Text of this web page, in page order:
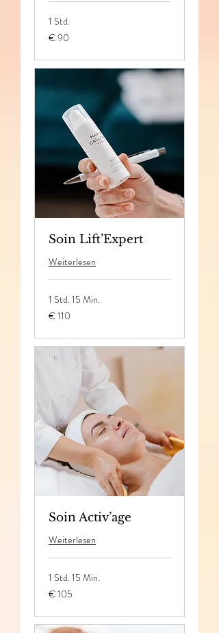
1 Std.
90
Euro
€ 90
Soin Lift’Expert
Weiterlesen
1 Std. 15 Min.
110
Euro
€ 110
Soin Activ’age
Weiterlesen
1 Std. 15 Min.
105
Euro
€ 105